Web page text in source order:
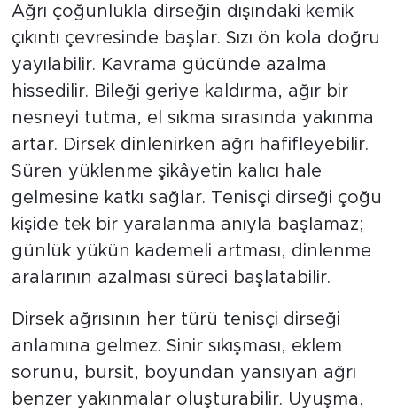
Ağrı çoğunlukla dirseğin dışındaki kemik
çıkıntı çevresinde başlar. Sızı ön kola doğru
yayılabilir. Kavrama gücünde azalma
hissedilir. Bileği geriye kaldırma, ağır bir
nesneyi tutma, el sıkma sırasında yakınma
artar. Dirsek dinlenirken ağrı hafifleyebilir.
Süren yüklenme şikâyetin kalıcı hale
gelmesine katkı sağlar. Tenisçi dirseği çoğu
kişide tek bir yaralanma anıyla başlamaz;
günlük yükün kademeli artması, dinlenme
aralarının azalması süreci başlatabilir.
Dirsek ağrısının her türü tenisçi dirseği
anlamına gelmez. Sinir sıkışması, eklem
sorunu, bursit, boyundan yansıyan ağrı
benzer yakınmalar oluşturabilir. Uyuşma,